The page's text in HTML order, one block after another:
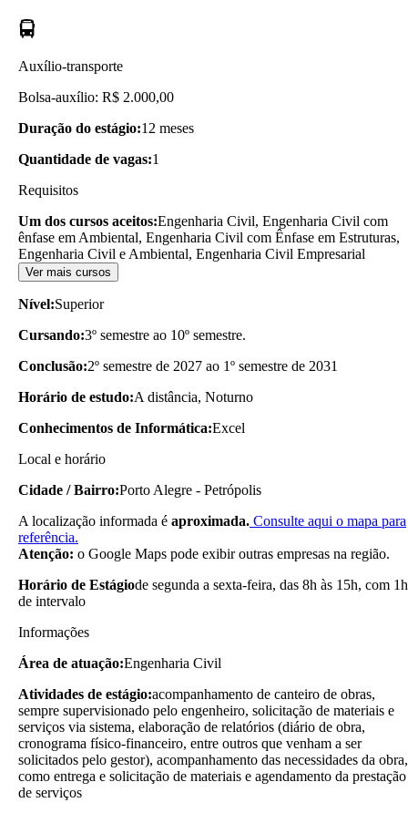
Auxílio-transporte
Bolsa-auxílio: R$ 2.000,00
Duração do estágio:12 meses
Quantidade de vagas:1
Requisitos
Um dos cursos aceitos:Engenharia Civil, Engenharia Civil com
ênfase em Ambiental, Engenharia Civil com Ênfase em Estruturas,
Engenharia Civil e Ambiental, Engenharia Civil Empresarial
Ver mais cursos
Nível:Superior
Cursando:3º semestre ao 10º semestre.
Conclusão:2º semestre de 2027 ao 1º semestre de 2031
Horário de estudo:A distância, Noturno
Conhecimentos de Informática:Excel
Local e horário
Cidade / Bairro:Porto Alegre - Petrópolis
A localização informada é aproximada. Consulte aqui o mapa para
referência.
Atenção: o Google Maps pode exibir outras empresas na região.
Horário de Estágiode segunda a sexta-feira, das 8h às 15h, com 1h
de intervalo
Informações
Área de atuação:Engenharia Civil
Atividades de estágio:acompanhamento de canteiro de obras,
sempre supervisionado pelo engenheiro, solicitação de materiais e
serviços via sistema, elaboração de relatórios (diário de obra,
cronograma físico-financeiro, entre outros que venham a ser
solicitados pelo gestor), acompanhamento das necessidades da obra,
como entrega e solicitação de materiais e agendamento da prestação
de serviços